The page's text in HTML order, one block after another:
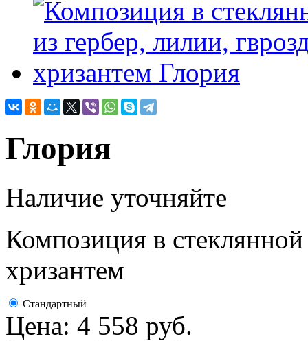
Глория
Наличие уточняйте
Композиция в стеклянной
хризантем
Стандартный
Цена: 4 558 руб.